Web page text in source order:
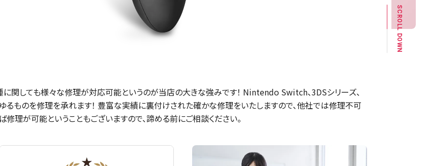
SCROLL DOWN
関しても様々な修理が対応可能というのが当店の大きな強みです！ Nintendo Switch、3DSシリーズ、
るものを修理を承れます！ 豊富な実績に裏付けされた確かな修理をいたしますので、他社では修理不可
理が可能ということもございますので、諦める前にご相談ください。